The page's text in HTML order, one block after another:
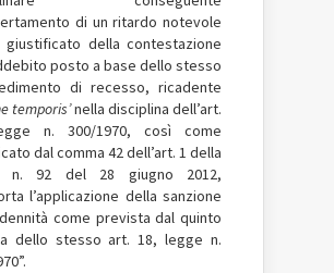
di un ritardo notevole
giustificato della contestazione
posto a base dello stesso
di recesso, ricadente
temporis’nella disciplina dell’art.
n. 300/1970, così come
dal comma 42 dell’art. 1 della
n. 92 del 28 giugno 2012,
l’applicazione della sanzione
come previstadal quinto
dello stesso art. 18, legge n.
”.